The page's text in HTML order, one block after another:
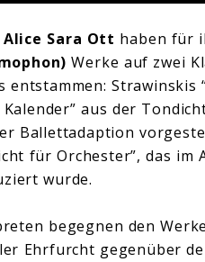
Alice Sara Ott haben für
Werke auf zwei
Strawinskis
aus der
Ballettadaption
für Orchester”, das
wurde.
begegnen den
Ehrfurcht gegenüber